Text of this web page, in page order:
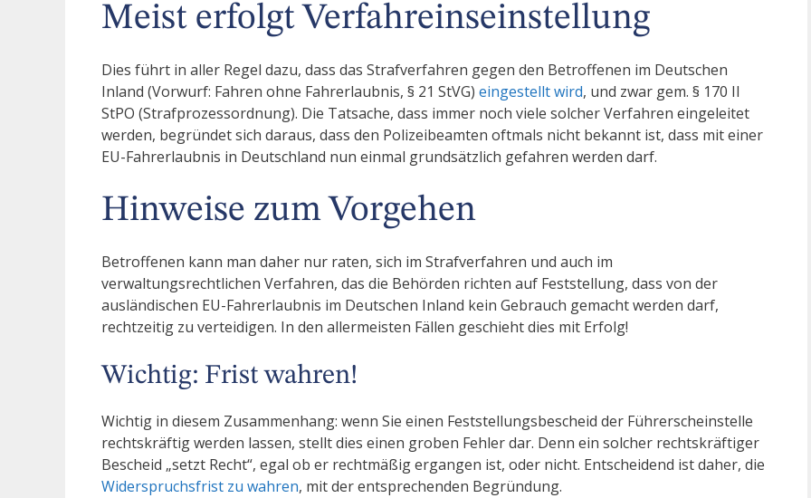
Meist erfolgt Verfahreinseinstellung
Dies führt in aller Regel dazu, dass das Strafverfahren gegen den Betroffenen im Deutschen
Inland (Vorwurf: Fahren ohne Fahrerlaubnis, § 21 StVG) eingestellt wird, und zwar gem. § 170 II
StPO (Strafprozessordnung). Die Tatsache, dass immer noch viele solcher Verfahren eingeleitet
werden, begründet sich daraus, dass den Polizeibeamten oftmals nicht bekannt ist, dass mit einer
EU-Fahrerlaubnis in Deutschland nun einmal grundsätzlich gefahren werden darf.
Hinweise zum Vorgehen
Betroffenen kann man daher nur raten, sich im Strafverfahren und auch im
verwaltungsrechtlichen Verfahren, das die Behörden richten auf Feststellung, dass von der
ausländischen EU-Fahrerlaubnis im Deutschen Inland kein Gebrauch gemacht werden darf,
rechtzeitig zu verteidigen. In den allermeisten Fällen geschieht dies mit Erfolg!
Wichtig: Frist wahren!
Wichtig in diesem Zusammenhang: wenn Sie einen Feststellungsbescheid der Führerscheinstelle
rechtskräftig werden lassen, stellt dies einen groben Fehler dar. Denn ein solcher rechtskräftiger
Bescheid „setzt Recht“, egal ob er rechtmäßig ergangen ist, oder nicht. Entscheidend ist daher, die
Widerspruchsfrist zu wahren, mit der entsprechenden Begründung.